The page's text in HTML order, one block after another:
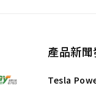
產品新
Tesla